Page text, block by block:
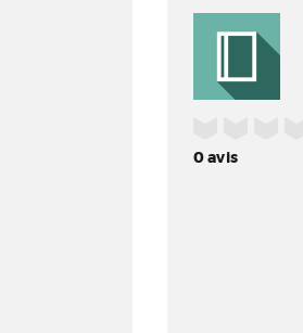
0avis